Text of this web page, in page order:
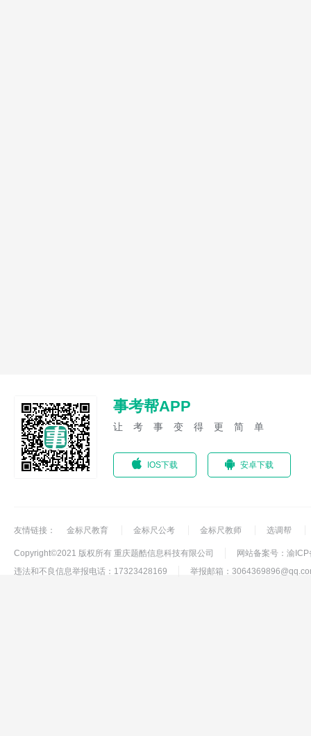
事考帮APP
让考事变得更简单
IOS下载 安卓下载
友情链接： 金标尺教育 金标尺公考 金标尺教师 选调帮
Copyright©2021 版权所有 重庆题酷信息科技有限公司
网站备案号：渝
违法和不良信息举报电话：17323428169
举报邮箱：